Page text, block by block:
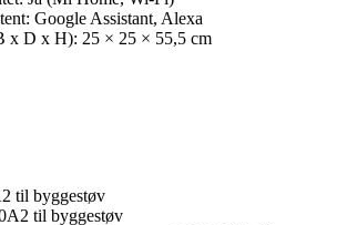
Google Assistant, Alexa
x D x H): 25 × 25 × 55,5 cm
til byggestøv